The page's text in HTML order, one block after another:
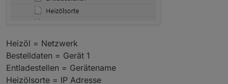
(der ja auch fix ist ) macht doch eigentlich keinen
Heizöl = Netzwerk
Bestelldaten = Gerät 1
Entladestellen = Gerätename
Heizölsorte = IP Adresse